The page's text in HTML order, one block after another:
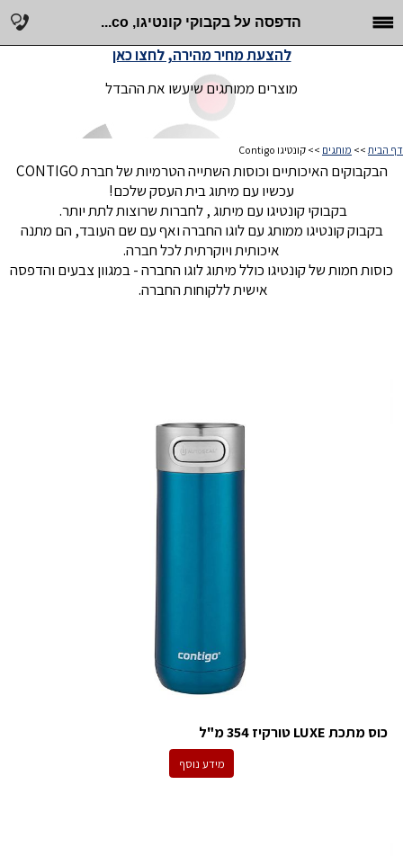
הדפסה על בקבוקי קונטיגו, co...
מוצרים ממותגים שיעשו את ההבדל
להצעת מחיר מהירה, לחצו כאן
דף הבית >> מותגים >> קונטיגו Contigo
הבקבוקים האיכותיים וכוסות השתייה הטרמיות של חברת CONTIGO
עכשיו עם מיתוג בית העסק שלכם!
בקבוקי קונטיגו עם מיתוג , לחברות שרוצות לתת יותר.
בקבוק קונטיגו ממותג עם לוגו החברה ואף עם שם העובד, הם מתנה
איכותית ויוקרתית לכל חברה.
כוסות חמות של קונטיגו כולל מיתוג לוגו החברה - במגוון צבעים והדפסה
אישית ללקוחות החברה.
כוס מתכת LUXE טורקיז 354 מ"ל
מידע נוסף